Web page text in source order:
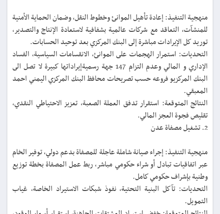
منهجية التنفيذ: إعادة تأهيل الموانئ وخطوط النقل، وضمان الحماية الأمنية
للمنشآت، التعاقد مع شركات عالمية بشفافية لاستعادة الإنتاج والتصدير،
توريد كل الإيرادات مباشرة إلى البنك المركزي بعد توحيد الحسابات.
التحديات: استمرار الهجمات على الموانئ، الانقسامات السياسية، الفساد
الإداري و المالي وعدم التزام 147 جهة رسميةإيراداتها كبيرة لا تصل الى
البنك المركزيو فروعه حسب تصريحات محافظ البنك المركزي اليمني احمد
المعبقي.
النتائج المتوقعة: استقرار تدفق العملة الصعبة، تعزيز الاحتياطي النقدي،
تقليص فجوة العجز المالي.
2. تشغيل مصفاة عدن
منهجية التنفيذ: إجراء صيانة شاملة عاجلة للمصفاة بدعم دولي، توفير الخام
عبر اتفاقيات تبادل أو شراء حكومي مباشر، ربط عمل المصفاة بخطة توزيع
وطنية بإشراف حكومي كامل.
التحديات: تآكل البنية التحتية، نفوذ شبكات الاستيراد الخاصة، غياب
التمويل.